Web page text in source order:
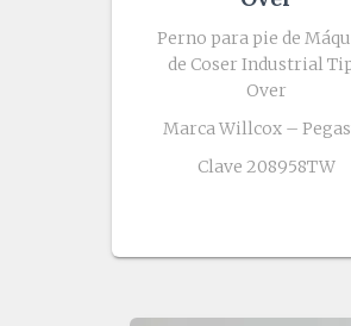
Perno para pie de
de Coser Industrial
Over
Marca Willcox –
Clave 208958TW